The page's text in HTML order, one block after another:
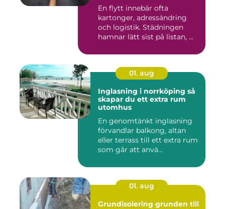
En flytt innebär ofta
kartonger, adressändring
och logistik. Städningen
hamnar lätt sist på listan, ...
01. aug
Inglasning i norrköping så
skapar du ett extra rum
utomhus
En genomtänkt inglasning
förvandlar balkong, altan
eller terrass till ett extra rum
som går att anvä...
01. aug
Grundisolering grunden till